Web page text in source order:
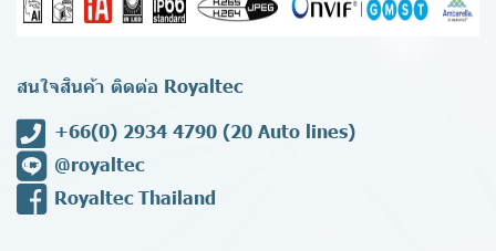
สนใจสินค้า ติดต่อ Royaltec
+66(0) 2934 4790 (20 Auto lines)
@royaltec
Royaltec Thailand